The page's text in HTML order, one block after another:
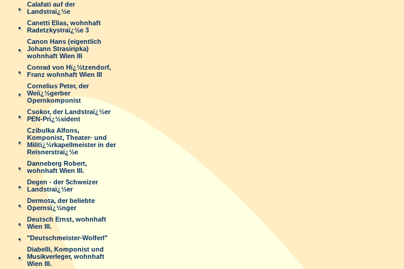
Calafati auf der
Landstraï¿½e
Canetti Elias, wohnhaft
Radetzkystraï¿½e 3
Canon Hans (eigentlich
Johann Strasiripka)
wohnhaft Wien III
Conrad von Hï¿½tzendorf,
Franz wohnhaft Wien III
Cornelius Peter, der
Weiï¿½gerber
Opernkomponist
Csokor, der Landstraï¿½er
PEN-Prï¿½sident
Czibulka Alfons,
Komponist, Theater- und
Militï¿½rkapellmeister in der
Reisnerstraï¿½e
Danneberg Robert,
wohnhaft Wien III.
Degen - der Schweizer
Landstraï¿½er
Dermota, der beliebte
Opernsï¿½nger
Deutsch Ernst, wohnhaft
Wien III.
"Deutschmeister-Wolferl"
Diabelli, Komponist und
Musikverleger, wohnhaft
Wien III.